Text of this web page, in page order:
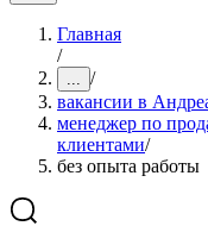
Главная
/
... /
вакансии в
менеджер по
клиентами/
без опыта работы